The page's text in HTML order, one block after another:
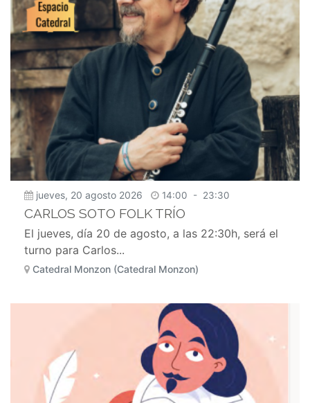
jueves, 20 agosto 2026 14:00 - 23:30
CARLOS SOTO FOLK TRÍO
El jueves, día 20 de agosto, a las 22:30h, será el
turno para Carlos...
Catedral Monzon (Catedral Monzon)